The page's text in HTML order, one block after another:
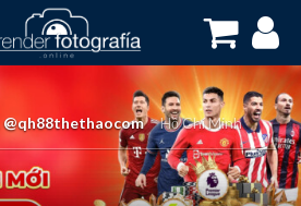
@qh88thethaocom Hồ Chí Minh